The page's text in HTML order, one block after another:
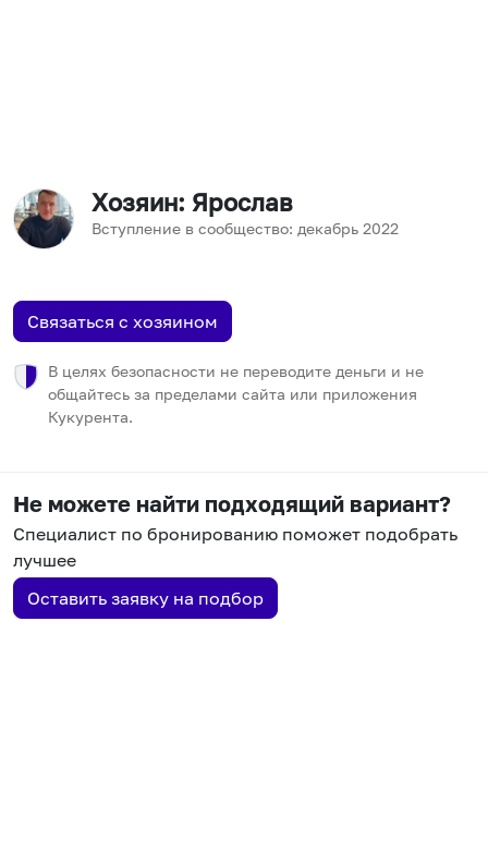
Хозяин: Ярослав
Вступление в сообщество: декабрь 2022
Связаться с хозяином
В целях безопасности не переводите деньги и не
общайтесь за пределами сайта или приложения
Кукурента.
Не можете найти подходящий вариант?
Специалист по бронированию поможет подобрать
лучшее
Оставить заявку на подбор